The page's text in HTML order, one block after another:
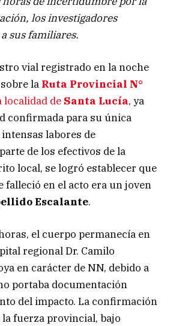
los investigadores
sus familiares.
vial registrado en la noche
la Ruta Provincial N°
localidad de Santa Lucía, ya
confirmada para su única
labores de
de los efectivos de la
local, se logró establecer que
falleció en el acto era un joven
Escalante.
el cuerpo permanecía en
regional Dr. Camilo
en carácter de NN, debido a
portaba documentación
del impacto. La confirmación
fuerza provincial, bajo